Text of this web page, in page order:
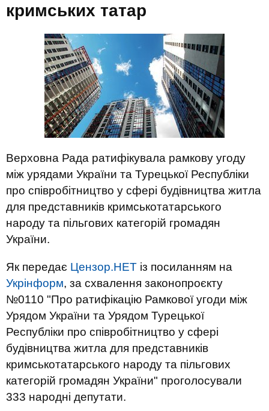
кримських татар
Верховна Рада ратифікувала рамкову угоду
між урядами України та Турецької Республіки
про співробітництво у сфері будівництва житла
для представників кримськотатарського
народу та пільгових категорій громадян
України.
Як передає Цензор.НЕТ із посиланням на
Укрінформ, за схвалення законопроєкту
№0110 "Про ратифікацію Рамкової угоди між
Урядом України та Урядом Турецької
Республіки про співробітництво у сфері
будівництва житла для представників
кримськотатарського народу та пільгових
категорій громадян України" проголосували
333 народні депутати.